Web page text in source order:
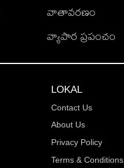
వాతావరణం
వ్యాపార ప్రపంచం
LOKAL
Contact Us
About Us
Privacy Policy
Terms & Conditions